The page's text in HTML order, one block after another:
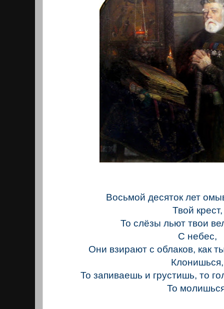
Восьмой десяток лет
Твой крест,
То слёзы льют твои
С небес,
Они взирают с облаков, как
Клонишься,
То запиваешь и грустишь, то
То